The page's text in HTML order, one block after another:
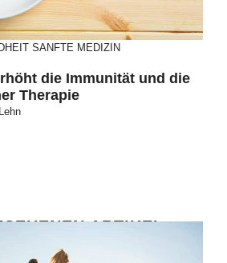
SANFTE MEDIZIN
die Immunität und die
Therapie
ARTIKEL